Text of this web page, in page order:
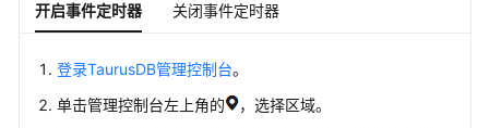
指
选
型
开启事件定时器 关闭事件定时器
登录TaurusDB管理控制台。
单击管理控制台左上角的
，选择区域。